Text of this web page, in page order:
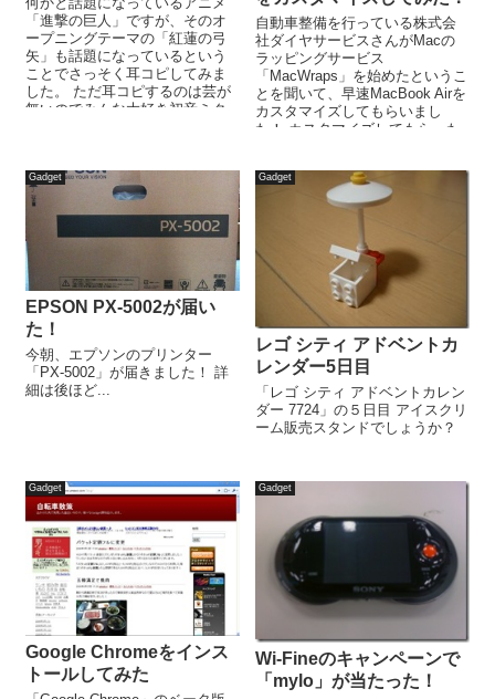
「進撃の巨人」ですが、そのオ
ープニングテーマの「紅蓮の弓
矢」も話題になっているという
ことでさっそく耳コピしてみま
した。 ただ耳コピするのは芸が
無いのでみんな大好き初音ミク
自動車整備を行っている株式会
社ダイヤサービスさんがMacの
ラッピングサービス
「MacWraps」を始めたというこ
とを聞いて、早速MacBook Airを
カスタマイズしてもらいまし
た！ カスタマイズしてもらった
Gadget
EPSON PX-5002が届い
た！
今朝、エプソンのプリンター
「PX-5002」が届きました！ 詳
細は後ほど...
Gadget
レゴ シティ アドベントカ
レンダー5日目
「レゴ シティ アドベントカレン
ダー 7724」の５日目 アイスクリ
ーム販売スタンドでしょうか？
Gadget
Google Chromeをインス
トールしてみた
Gadget
Wi-Fineのキャンペーンで
「mylo」が当たった！